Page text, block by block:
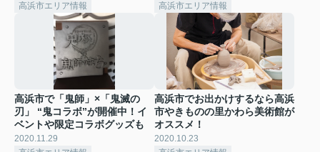
高浜市エリア情報
高浜市エリア情報
高浜市で「鬼師」×「鬼滅の
刃」 “鬼コラボ”が開催中！イ
ベントや限定コラボグッズも
2020.11.29
高浜市でお出かけするなら高浜
市やきものの里かわら美術館が
オススメ！
2020.10.23